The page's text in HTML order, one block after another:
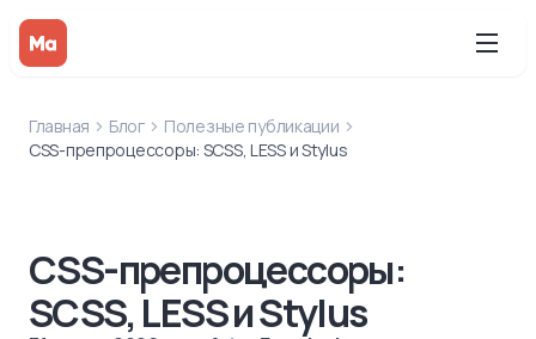
Главная Блог
Полезные публикации
CSS-препроцессоры: SCSS, LESS и Stylus
CSS-препроцессоры:
SCSS, LESS и Stylus